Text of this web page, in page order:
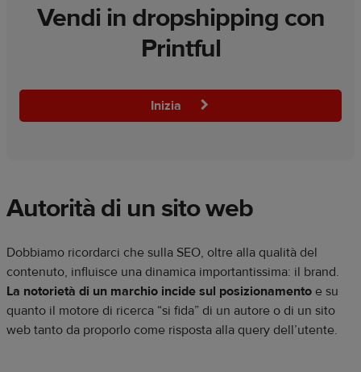
Vendi in dropshipping con
Printful
Inizia
Autorità di un sito web
Dobbiamo ricordarci che sulla SEO, oltre alla qualità del
contenuto, influisce una dinamica importantissima: il brand.
La notorietà di un marchio incide sul posizionamento e su
quanto il motore di ricerca “si fida” di un autore o di un sito
web tanto da proporlo come risposta alla query dell’utente.